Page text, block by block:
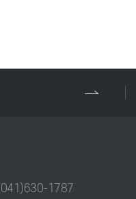
041)630-1787